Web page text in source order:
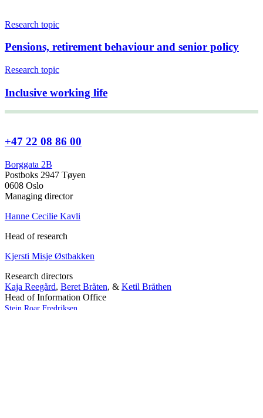
Research topic
Pensions, retirement behaviour and senior policy
Research topic
Inclusive working life
+47 22 08 86 00
Borggata 2B
Postboks 2947 Tøyen
0608 Oslo
Managing director
Hanne Cecilie Kavli
Head of research
Kjersti Misje Østbakken
Research directors
Kaja Reegård, Beret Bråten, & Ketil Bråthen
Head of Information Office
Stein Roar Fredriksen